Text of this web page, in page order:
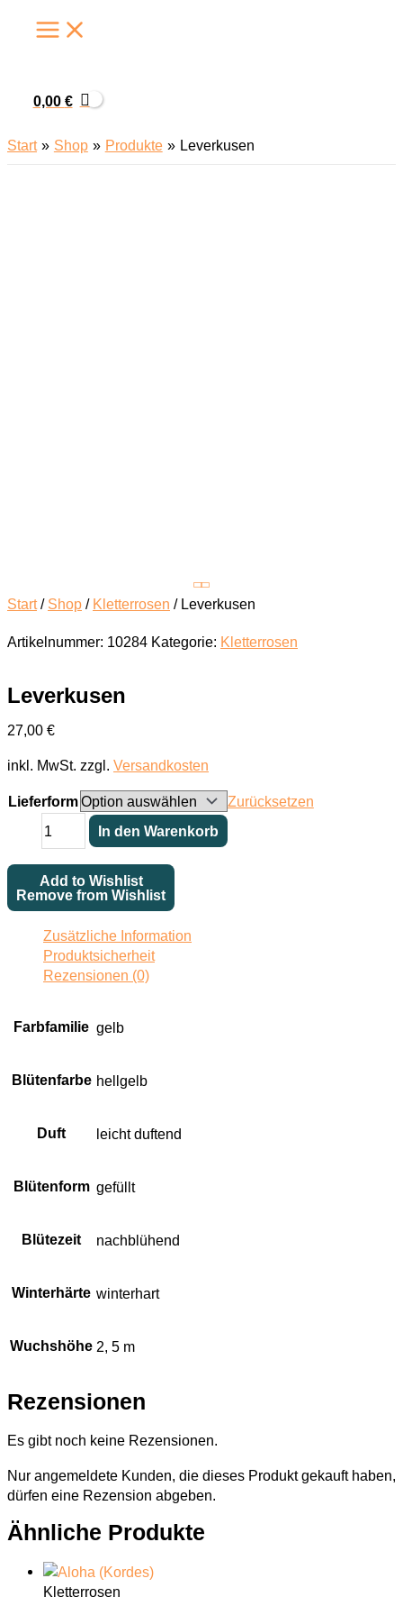
Inhalt
0,00 €
Start Shop Produkte Leverkusen
Start/ Shop / Kletterrosen / Leverkusen
Artikelnummer: 10284 Kategorie: Kletterrosen
Leverkusen
27,00 €
inkl. MwSt. zzgl. Versandkosten
Lieferform
Zurücksetzen
Leverkusen
Menge
In den Warenkorb
Add to Wishlist
Remove from Wishlist
Zusätzliche Information
Produktsicherheit
Rezensionen (0)
Farbfamilie gelb
Blütenfarbe hellgelb
Duft leicht duftend
Blütenform gefüllt
Blütezeit nachblühend
Winterhärte winterhart
Wuchshöhe 2, 5 m
Rezensionen
Es gibt noch keine Rezensionen.
Nur angemeldete Kunden, die dieses Produkt gekauft haben,
dürfen eine Rezension abgeben.
Ähnliche Produkte
Kletterrosen